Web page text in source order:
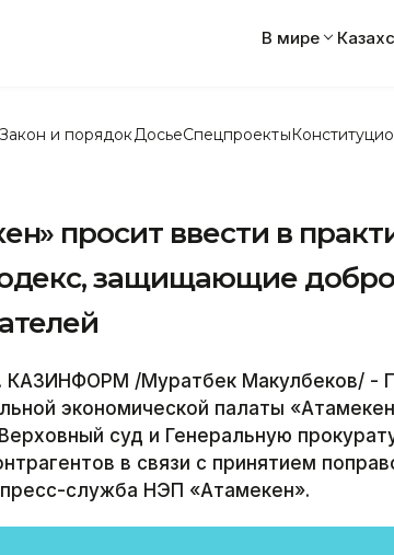
В мире
Закон и порядок ДосьеСпецпроекты
просит ввести в
защищающие
КАЗИНФОРМ /Муратбек Макулбеков/ -
экономической палаты
суд и Генеральную
в связи с принятием
служба НЭП «Атамекен».